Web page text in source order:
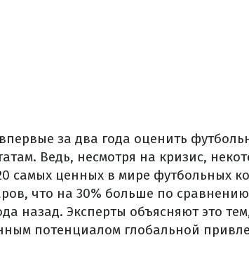
за два года оценить
Ведь, несмотря на кризис,
самых ценных в мире футбольных
что на 30% больше по
назад. Эксперты объясняют это
потенциалом глобальной